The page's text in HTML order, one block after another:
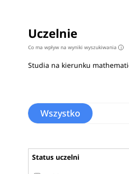
Uczelnie
Co ma wpływ na wyniki wyszukiwania i
Studia na kierunku
Wszystko
Status uczelni